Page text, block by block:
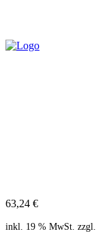
63,24 €
inkl. 19 % MwSt. zzgl.